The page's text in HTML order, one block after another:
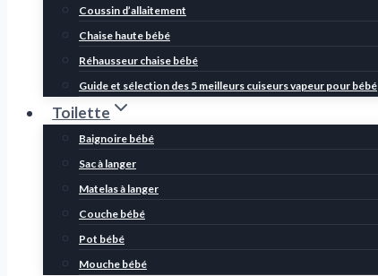
Coussin d’allaitement
Chaise haute bébé
Réhausseur chaise bébé
Guide et sélection des 5 meilleurs cuiseurs vapeur pour bébé
Toilette
Baignoire bébé
Sac à langer
Matelas à langer
Couche bébé
Pot bébé
Mouche bébé